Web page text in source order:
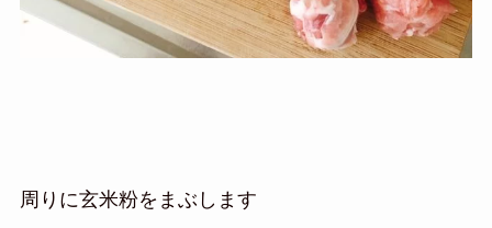
周りに玄米粉をまぶします